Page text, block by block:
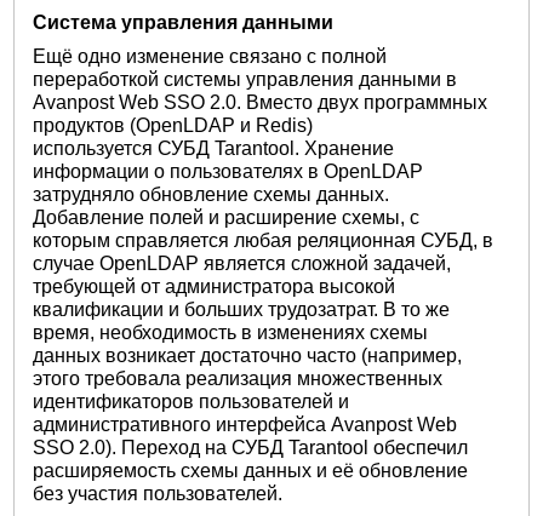
Система управления данными
Ещё одно изменение связано с полной
переработкой системы управления данными в
Avanpost Web SSO 2.0. Вместо двух программных
продуктов (OpenLDAP и Redis)
используется СУБД Tarantool. Хранение
информации о пользователях в OpenLDAP
затрудняло обновление схемы данных.
Добавление полей и расширение схемы, с
которым справляется любая реляционная СУБД, в
случае OpenLDAP является сложной задачей,
требующей от администратора высокой
квалификации и больших трудозатрат. В то же
время, необходимость в изменениях схемы
данных возникает достаточно часто (например,
этого требовала реализация множественных
идентификаторов пользователей и
административного интерфейса Avanpost Web
SSO 2.0). Переход на СУБД Tarantool обеспечил
расширяемость схемы данных и её обновление
без участия пользователей.